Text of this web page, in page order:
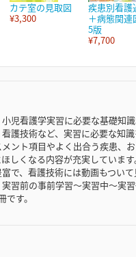
カテ室の見取図
¥3,300
疾患別看護
＋病態関連
5版
¥7,700
児看護学実習に必要な基礎知
護技術など、実習に必要な知
ント項目やよく出合う疾患、
しくなる内容が充実しています
で、看護技術には動画もつい
習前の事前学習～実習中～実
す。